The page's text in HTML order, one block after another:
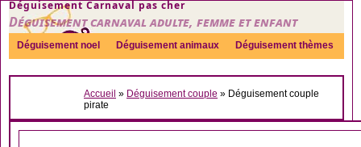
Déguisement Carnaval pas cher
Déguisement carnaval adulte, femme et enfant
Déguisement noel Déguisement animaux Déguisement thèmes
Sexy Déguisement couple Déguisements par genre Idées
Accueil » Déguisement couple » Déguisement couple
pirate